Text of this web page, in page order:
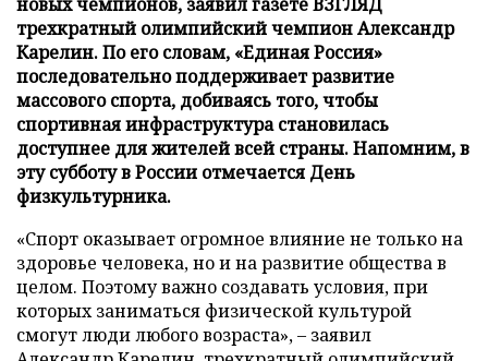
трехкратный олимпийский чемпион Александр
Карелин. По его словам, «Единая Россия»
последовательно поддерживает развитие
массового спорта, добиваясь того, чтобы
спортивная инфраструктура становилась
доступнее для жителей всей страны. Напомним, в
эту субботу в России отмечается День
физкультурника.
«Спорт оказывает огромное влияние не только на
здоровье человека, но и на развитие общества в
целом. Поэтому важно создавать условия, при
которых заниматься физической культурой
смогут люди любого возраста», – заявил